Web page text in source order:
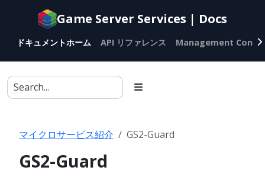
Documentation
agents
Game Server Services | Docs
ドキュメントホーム API リファレンス Management
マイクロサービス紹介 GS2-Guard
GS2-Guard